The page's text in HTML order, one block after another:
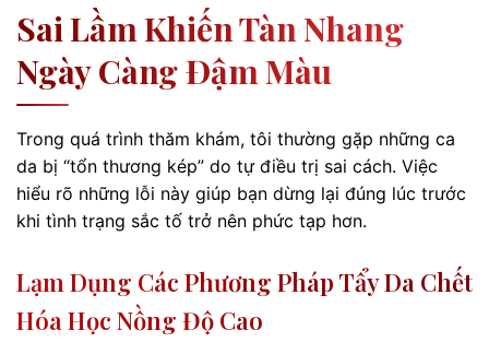
Sai Lầm Khiến Tàn Nhang
Ngày Càng Đậm Màu
Trong quá trình thăm khám, tôi thường gặp những ca
da bị “tổn thương kép” do tự điều trị sai cách. Việc
hiểu rõ những lỗi này giúp bạn dừng lại đúng lúc trước
khi tình trạng sắc tố trở nên phức tạp hơn.
Lạm Dụng Các Phương Pháp Tẩy Da Chết
Hóa Học Nồng Độ Cao